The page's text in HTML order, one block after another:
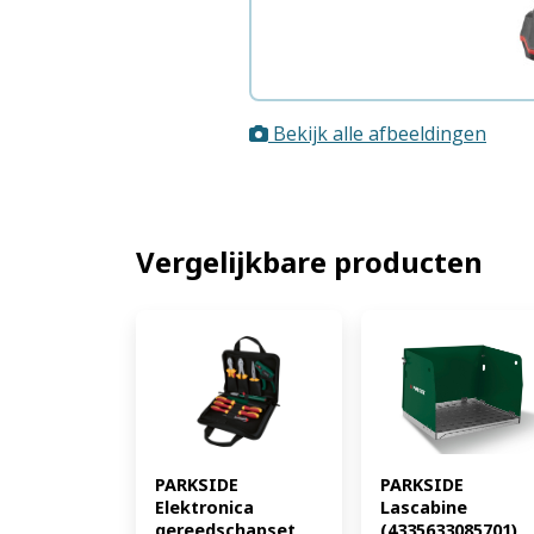
Bekijk alle afbeeldingen
Vergelijkbare producten
PARKSIDE
Elektronica
PARKSIDE
Lascabine